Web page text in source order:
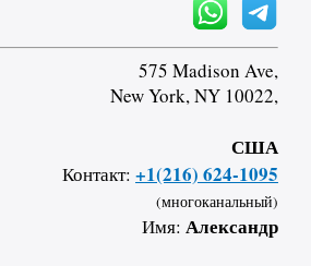
575 Madison Ave,
New York, NY 10022,
США
Контакт: +1(216) 624-1095
(многоканальный)
Имя: Александр